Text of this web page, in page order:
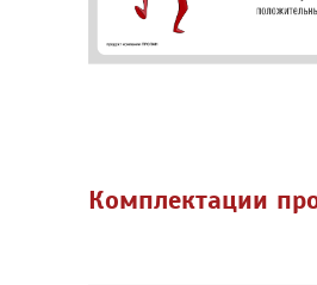
Комплектации